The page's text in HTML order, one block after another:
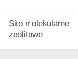
Sito molekularne
zeolitowe